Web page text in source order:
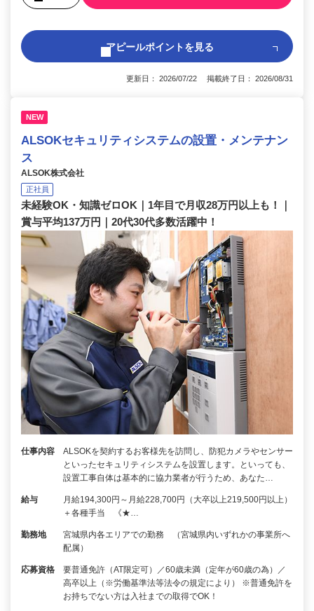
アピールポイントを見る
更新日： 2026/07/22 掲載終了日： 2026/08/31
NEW
ALSOKセキュリティシステムの設置・メンテナン
ス
ALSOK株式会社
正社員
未経験OK・知識ゼロOK｜1年目で月収28万円以上も！｜
賞与平均137万円｜20代30代多数活躍中！
仕事内容
ALSOKを契約するお客様先を訪問し、防犯カメラやセンサー
といったセキュリティシステムを設置します。といっても、
設置工事自体は基本的に協力業者が行うため、あなた…
給与
月給194,300円～月給228,700円（大卒以上219,500円以上）
＋各種手当 《★…
勤務地
宮城県内各エリアでの勤務 （宮城県内いずれかの事業所へ
配属）
応募資格
要普通免許（AT限定可）／60歳未満（定年が60歳の為）／
高卒以上（※労働基準法等法令の規定により） ※普通免許を
お持ちでない方は入社までの取得でOK！